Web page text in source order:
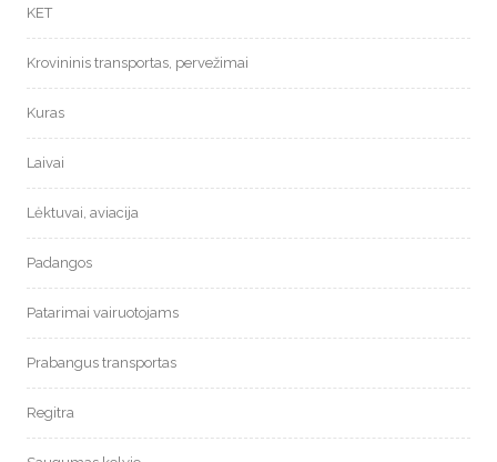
KET
Krovininis transportas, pervežimai
Kuras
Laivai
Lėktuvai, aviacija
Padangos
Patarimai vairuotojams
Prabangus transportas
Regitra